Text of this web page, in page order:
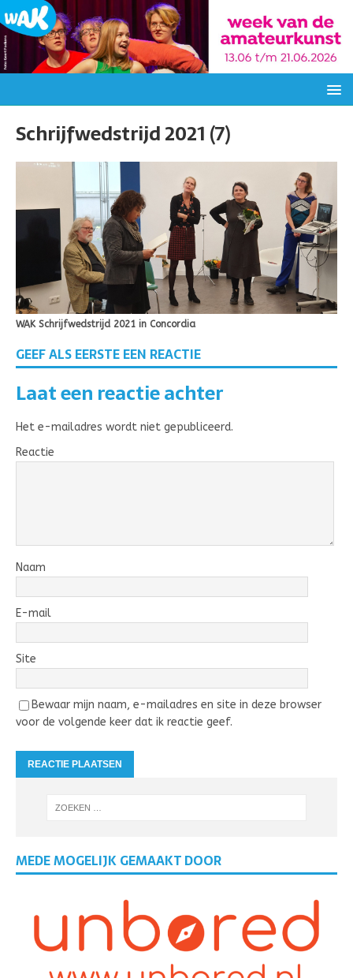
Schrijfwedstrijd 2021 (7)
WAK Schrijfwedstrijd 2021 in Concordia
GEEF ALS EERSTE EEN REACTIE
Laat een reactie achter
Het e-mailadres wordt niet gepubliceerd.
Reactie
Naam
E-mail
Site
Bewaar mijn naam, e-mailadres en site in deze browser
voor de volgende keer dat ik reactie geef.
MEDE MOGELIJK GEMAAKT DOOR